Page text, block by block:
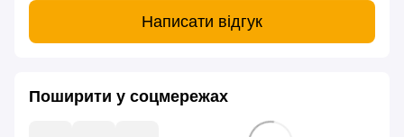
Написати відгук
Поширити у соцмережах